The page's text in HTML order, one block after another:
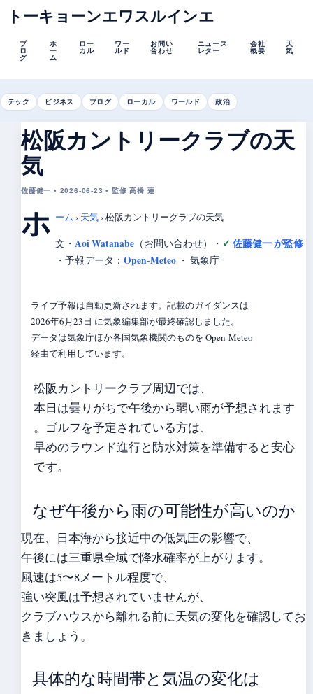
トーキョーンエワスルインエ
ブ
ロ
グ
ホ
ー
ム
ロー
カル
ワー
ルド
お問い
合わせ
ニュース
レター
会社
概要
天
気
テック ビジネス ブログ ローカル ワールド 政治
松阪カントリークラブの天
気
佐藤健一 • 2026-06-23 • 監修 高橋 蓮
ホ ーム › 天気›松阪カントリークラブの天気
文・ Aoi Watanabe （お問い合わせ） ・ 佐藤健一 が監修
・ 予報データ： Open-Meteo ・ 気象庁
ライブ予報は自動更新されます。記載のガイダンスは
2026年6月23日 に気象編集部が最終確認しました。
データは気象庁ほか各国気象機関のものを Open-Meteo
経由で利用しています。
松阪カントリークラブ周辺では、
本日は曇りがちで午後から弱い雨が予想されます
。ゴルフを予定されている方は、
早めのラウンド進行と防水対策を準備すると安心
です。
なぜ午後から雨の可能性が高いのか
現在、日本海から接近中の低気圧の影響で、
午後には三重県全域で降水確率が上がります。
風速は5〜8メートル程度で、
強い突風は予想されていませんが、
クラブハウスから離れる前に天気の変化を確認してお
きましょう。
具体的な時間帯と気温の変化は